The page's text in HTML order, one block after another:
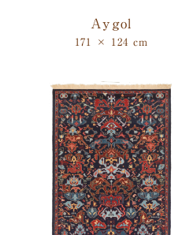
Aygol
171 × 124 cm